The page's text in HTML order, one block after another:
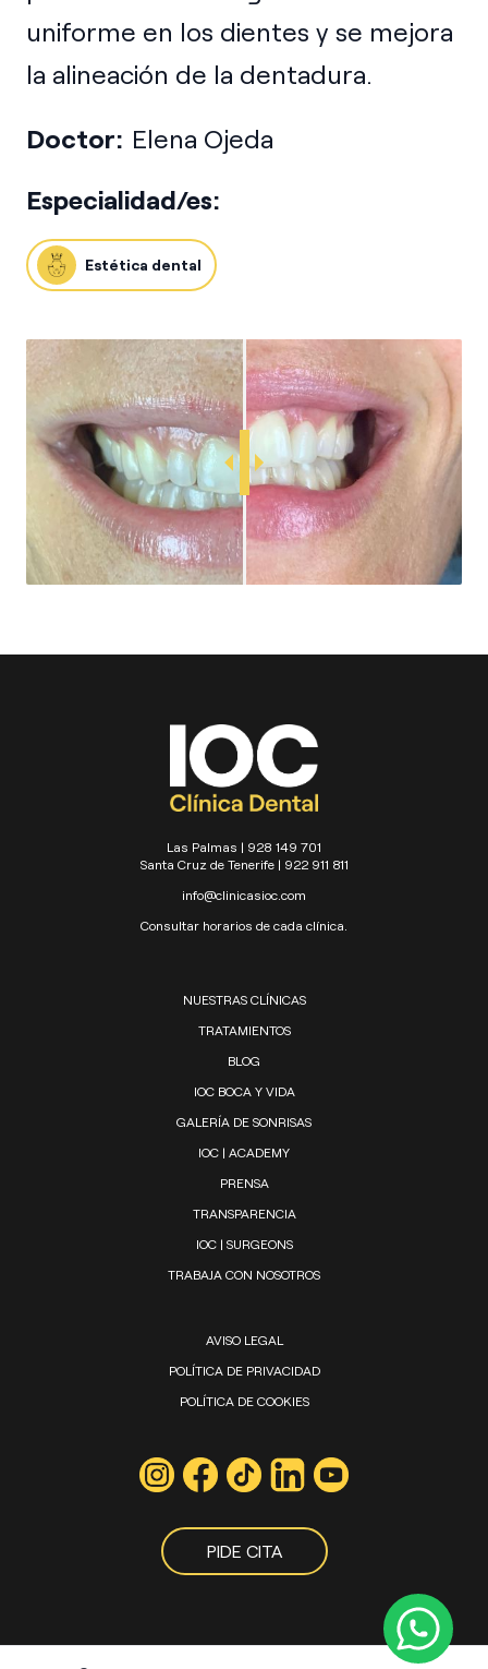
uniforme en los dientes y se mejora
la alineación de la dentadura.
Doctor: Elena Ojeda
Especialidad/es:
Estética dental
Las Palmas | 928 149 701
Santa Cruz de Tenerife | 922 911 811
info@clinicasioc.com
Consultar horarios de cada clínica.
NUESTRAS CLÍNICAS
TRATAMIENTOS
BLOG
IOC BOCA Y VIDA
GALERÍA DE SONRISAS
IOC | ACADEMY
PRENSA
TRANSPARENCIA
IOC | SURGEONS
TRABAJA CON NOSOTROS
AVISO LEGAL
POLÍTICA DE PRIVACIDAD
POLÍTICA DE COOKIES
PIDE CITA